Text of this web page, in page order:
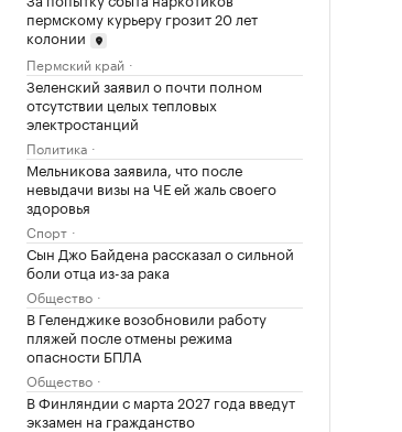
пермскому курьеру грозит 20 лет
колонии
Пермский край
Зеленский заявил о почти полном
отсутствии целых тепловых
электростанций
Политика
Мельникова заявила, что после
невыдачи визы на ЧЕ ей жаль своего
здоровья
Спорт
Сын Джо Байдена рассказал о сильной
боли отца из-за рака
Общество
В Геленджике возобновили работу
пляжей после отмены режима
опасности БПЛА
Общество
В Финляндии с марта 2027 года введут
экзамен на гражданство